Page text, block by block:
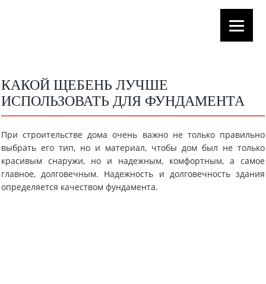
КАКОЙ ЩЕБЕНЬ ЛУЧШЕ
ИСПОЛЬЗОВАТЬ ДЛЯ ФУНДАМЕНТА
При строительстве дома очень важно не только правильно
выбрать его тип, но и материал, чтобы дом был не только
красивым снаружи, но и надежным, комфортным, а самое
главное, долговечным. Надежность и долговечность здания
определяется качеством фундамента.